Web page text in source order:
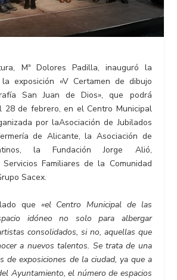
Mª Dolores Padilla, inauguró la
exposición «V Certamen de dibujo
San Juan de Dios», que podrá
28 de febrero, en el Centro Municipal
por laAsociación de Jubilados
de Alicante, la Asociación de
la Fundación Jorge Alió,
Familiares de la Comunidad
Sacex.
que «el Centro Municipal de las
idóneo no solo para albergar
consolidados, si no, aquellas que
a nuevos talentos. Se trata de una
de exposiciones de la ciudad, ya que a
Ayuntamiento, el número de espacios